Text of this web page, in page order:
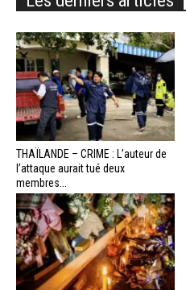
THAÏLANDE – CRIME : L’auteur de
l’attaque aurait tué deux
membres...